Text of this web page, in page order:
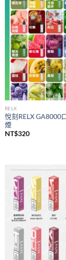
RELX
悅刻RELX GA8000
煙
NT$320